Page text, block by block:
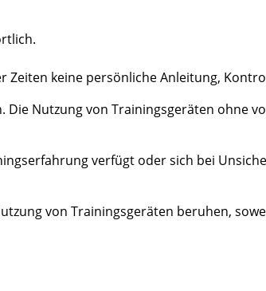
keine persönliche Anleitung,
Nutzung von Trainingsgeräten ohne
verfügt oder sich bei
von Trainingsgeräten beruhen,